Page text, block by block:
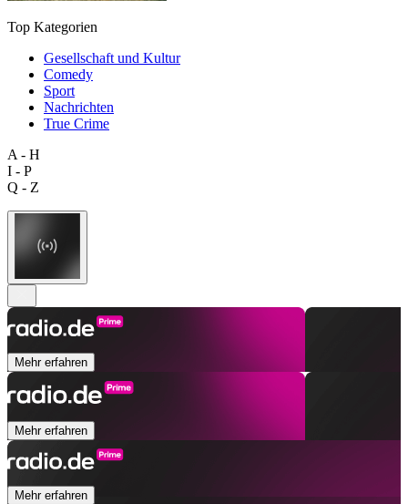
Top Kategorien
Gesellschaft und Kultur
Comedy
Sport
Nachrichten
True Crime
A - H
I - P
Q - Z
Mehr erfahren
Mehr erfahren
Mehr erfahren